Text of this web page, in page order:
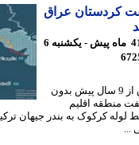
عراق
41 ماه پیش - یکشنبه 6
حکومت اقلیم کردستان عراق از 9 سال پیش بدون
اقلیم
کرکوک به بندر جیهان ترکیه،